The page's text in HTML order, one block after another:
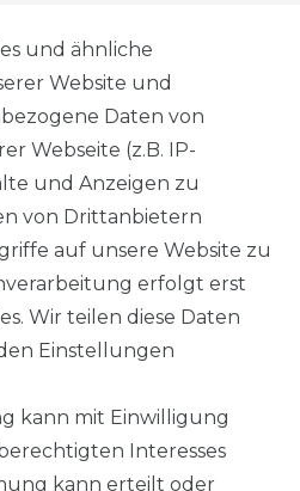
AGB
und ähnliche
Website und
Daten von
Webseite (z.B. IP-
und Anzeigen zu
von Drittanbietern
auf unsere Website zu
erfolgt erst
Wir teilen diese Daten
Einstellungen
kann mit Einwilligung
Interesses
kann erteilt oder